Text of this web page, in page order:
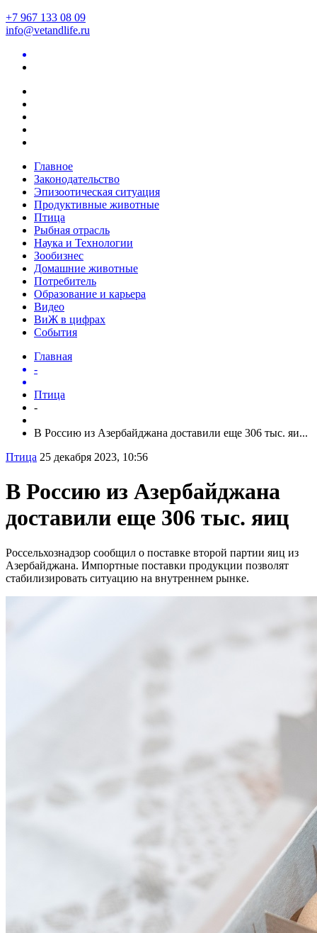
+7 967 133 08 09
info@vetandlife.ru
Главное
Законодательство
Эпизоотическая ситуация
Продуктивные животные
Птица
Рыбная отрасль
Наука и Технологии
Зообизнес
Домашние животные
Потребитель
Образование и карьера
Видео
ВиЖ в цифрах
События
Главная
-
Птица
-
В Россию из Азербайджана доставили еще 306 тыс. яи...
Птица 25 декабря 2023, 10:56
В Россию из Азербайджана
доставили еще 306 тыс. яиц
Россельхознадзор сообщил о поставке второй партии яиц из
Азербайджана. Импортные поставки продукции позволят
стабилизировать ситуацию на внутреннем рынке.